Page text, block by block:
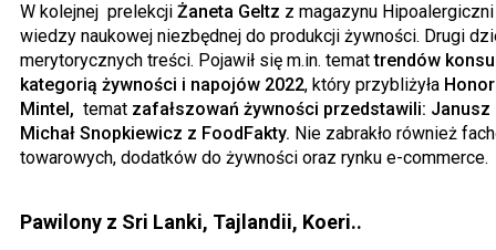
W kolejnej prelekcji Żaneta Geltz z magazynu
wiedzy naukowej niezbędnej do produkcji żywności. Drugi
merytorycznych treści. Pojawił się m.in. temattrendów
kategorią żywności i napojów 2022, który przybliżyła
Mintel, temat zafałszowań żywności przedstawili:
Michał Snopkiewicz z FoodFakty. Nie zabrakło również
towarowych, dodatków do żywności oraz rynku e-commerce.
Pawilony z Sri Lanki, Tajlandii, Koeri..